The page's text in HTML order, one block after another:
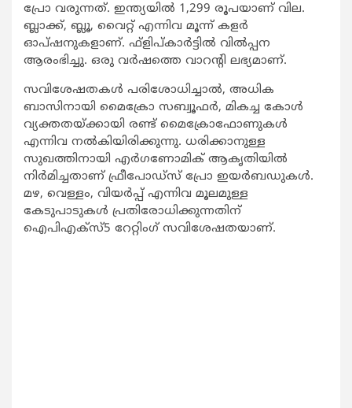
പ്രോ വരുന്നത്. ഇന്ത്യയില്‍ 1,299 രൂപയാണ് വില.
ബ്ലാക്ക്, ബ്ലൂ, വൈറ്റ് എന്നിവ മൂന്ന് കളര്‍
ഓപ്ഷനുകളാണ്. ഫ്‌ളിപ്കാര്‍ട്ടില്‍ വില്‍പ്പന
ആരംഭിച്ചു. ഒരു വര്‍ഷത്തെ വാറന്റി ലഭ്യമാണ്.
സവിശേഷതകള്‍ പരിശോധിച്ചാല്‍, അധിക
ബാസിനായി മൈക്രോ സബ്വൂഫര്‍, മികച്ച കോള്‍
വ്യക്തതയ്ക്കായി രണ്ട് മൈക്രോഫോണുകള്‍
എന്നിവ നല്‍കിയിരിക്കുന്നു. ധരിക്കാനുള്ള
സുഖത്തിനായി എര്‍ഗണോമിക് ആകൃതിയില്‍
നിര്‍മിച്ചതാണ് ഫ്രീപോഡ്‌സ് പ്രോ ഇയര്‍ബഡുകള്‍.
മഴ, വെള്ളം, വിയര്‍പ്പ് എന്നിവ മൂലമുള്ള
കേടുപാടുകള്‍ പ്രതിരോധിക്കുന്നതിന്
ഐപിഎക്‌സ്5 റേറ്റിംഗ് സവിശേഷതയാണ്.